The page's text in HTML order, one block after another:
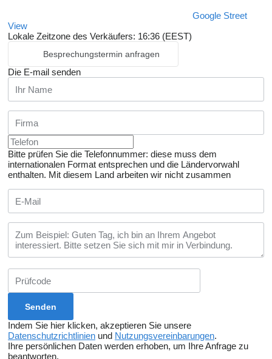
Google Street
View
Lokale Zeitzone des Verkäufers: 16:36 (EEST)
Besprechungstermin anfragen
Die E-mail senden
Bitte prüfen Sie die Telefonnummer: diese muss dem
internationalen Format entsprechen und die Ländervorwahl
enthalten. Mit diesem Land arbeiten wir nicht zusammen
Indem Sie hier klicken, akzeptieren Sie unsere
Datenschutzrichtlinien und Nutzungsvereinbarungen.
Ihre persönlichen Daten werden erhoben, um Ihre Anfrage zu
beantworten.